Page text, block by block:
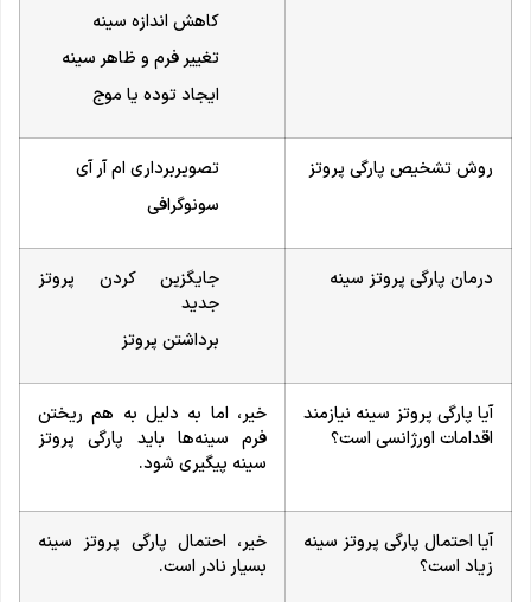
کاهش اندازه سینه
تغییر فرم و ظاهر سینه
ایجاد توده یا موج
روش تشخیص پارگی پروتز
تصویربرداری ام آر آی
سونوگرافی
درمان پارگی پروتز سینه
جایگزین کردن پروتز
جدید
برداشتن پروتز
آیا پارگی پروتز سینه نیازمند
اقدامات اورژانسی است؟
خیر، اما به دلیل به هم ریختن
فرم سینه‌ها باید پارگی پروتز
سینه پیگیری شود.
آیا احتمال پارگی پروتز سینه
زیاد است؟
خیر، احتمال پارگی پروتز سینه
بسیار نادر است.